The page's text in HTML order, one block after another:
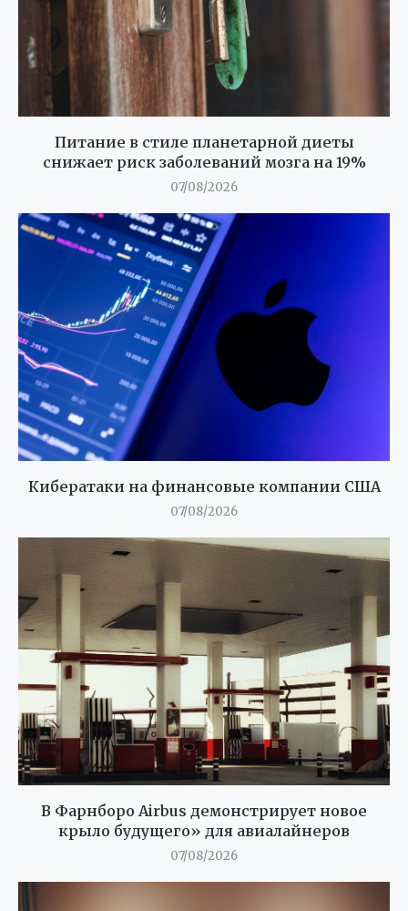
Питание в стиле планетарной диеты
снижает риск заболеваний мозга на 19%
07/08/2026
Кибератаки на финансовые компании США
07/08/2026
В Фарнборо Airbus демонстрирует новое
крыло будущего» для авиалайнеров
07/08/2026